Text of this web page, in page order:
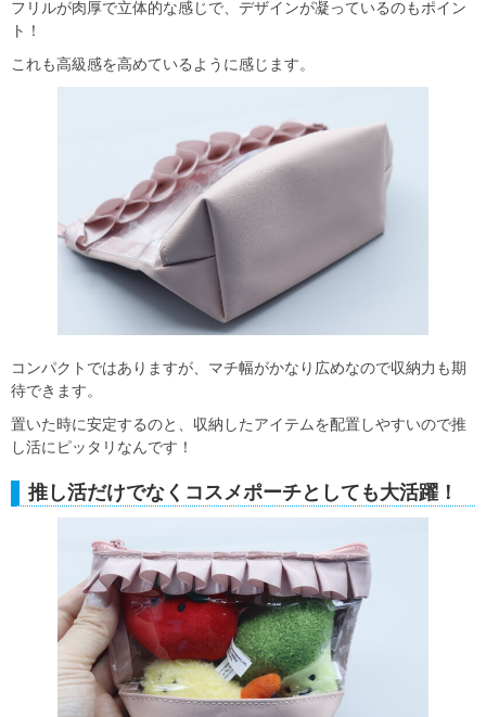
フリルが肉厚で立体的な感じで、デザインが凝っているのもポイン
ト！
これも高級感を高めているように感じます。
コンパクトではありますが、マチ幅がかなり広めなので収納力も期
待できます。
置いた時に安定するのと、収納したアイテムを配置しやすいので推
し活にピッタリなんです！
推し活だけでなくコスメポーチとしても大活躍！